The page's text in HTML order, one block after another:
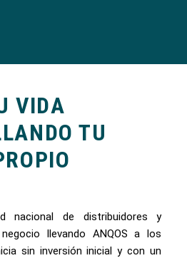
VIDA
TU
nacional de distribuidores y
llevando ANQOS a los
sin inversión inicial y con un